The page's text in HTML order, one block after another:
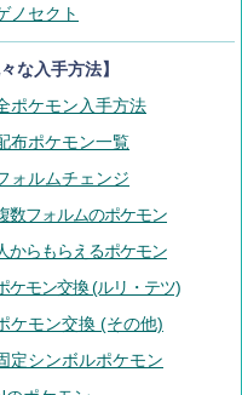
ノセクト
々な入手方法】
ポケモン入手方法
布ポケモン一覧
ォルムチェンジ
数フォルムのポケモン
からもらえるポケモン
ケモン交換 (ルリ・テツ)
ケモン交換 (その他)
定シンボルポケモン